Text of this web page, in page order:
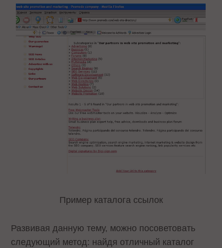
Пример каталога ссылок
Развивая данную тему, можно посоветовать
следующий метод: найдя отличный каталог